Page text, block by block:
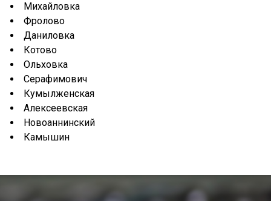
Михайловка
Фролово
Даниловка
Котово
Ольховка
Серафимович
Кумылженская
Алексеевская
Новоаннинский
Камышин